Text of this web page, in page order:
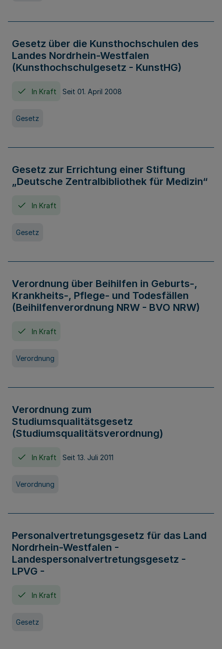
Gesetz über die Kunsthochschulen des
Landes Nordrhein-Westfalen
(Kunsthochschulgesetz - KunstHG)
In Kraft Seit 01. April 2008
Gesetz
Gesetz zur Errichtung einer Stiftung
„Deutsche Zentralbibliothek für Medizin“
In Kraft
Gesetz
Verordnung über Beihilfen in Geburts-,
Krankheits-, Pflege- und Todesfällen
(Beihilfenverordnung NRW - BVO NRW)
In Kraft
Verordnung
Verordnung zum
Studiumsqualitätsgesetz
(Studiumsqualitätsverordnung)
In Kraft Seit 13. Juli 2011
Verordnung
Personalvertretungsgesetz für das Land
Nordrhein-Westfalen -
Landespersonalvertretungsgesetz -
LPVG -
In Kraft
Gesetz